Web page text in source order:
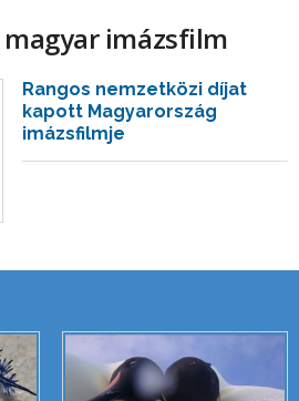
imázsfilm
Rangos nemzetközi díjat
kapott Magyarország
imázsfilmje